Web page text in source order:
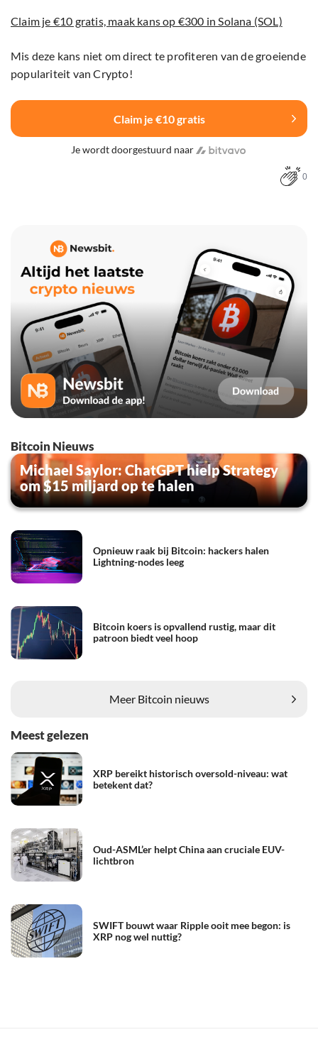
Claim je €10 gratis, maak kans op €300 in Solana (SOL)
Mis deze kans niet om direct te profiteren van de groeiende
populariteit van Crypto!
Claim je €10 gratis
Je wordt doorgestuurd naar
0
Bitcoin Nieuws
Michael Saylor: ChatGPT hielp Strategy
om $15 miljard op te halen
Opnieuw raak bij Bitcoin: hackers halen
Lightning-nodes leeg
Bitcoin koers is opvallend rustig, maar dit
patroon biedt veel hoop
Meer Bitcoin nieuws
Meest gelezen
XRP bereikt historisch oversold-niveau: wat
betekent dat?
Oud-ASML’er helpt China aan cruciale EUV-
lichtbron
SWIFT bouwt waar Ripple ooit mee begon: is
XRP nog wel nuttig?